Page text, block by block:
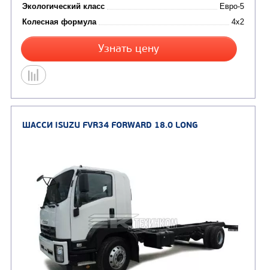
Цена по запросу
Производитель
Экологический класс
Колесная формула
ШАССИ ISUZU FVR34 FORWARD
AIR SUSP